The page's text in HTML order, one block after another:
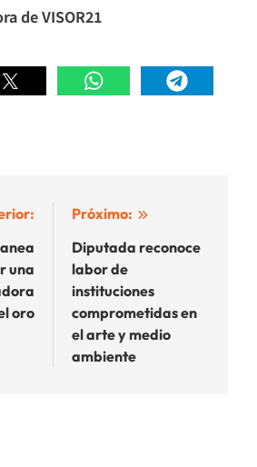
de VISOR21
una
oro
Próximo:
Diputada reconoce
labor de
instituciones
comprometidas en
el arte y medio
ambiente